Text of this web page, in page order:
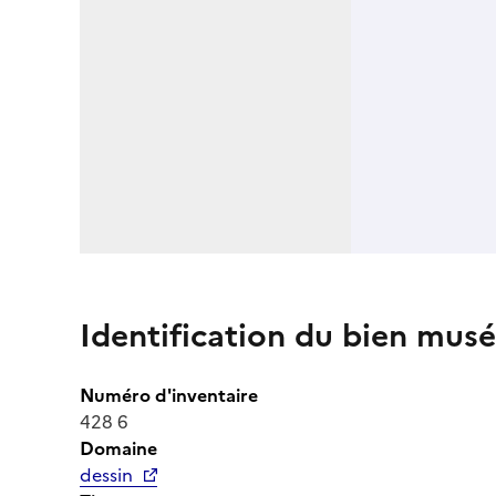
Identification du bien
Numéro d'inventaire
428 6
Domaine
dessin